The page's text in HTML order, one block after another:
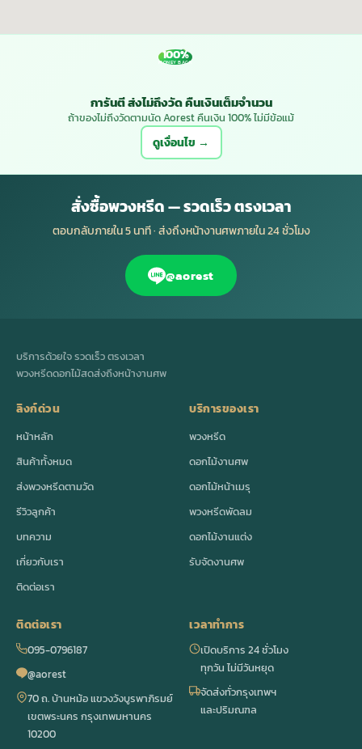
100%
MONEY BACK
การันตี ส่งไม่ถึงวัด คืนเงินเต็มจำนวน
ถ้าของไม่ถึงวัดตามนัด Aorest คืนเงิน 100% ไม่มีข้อแม้
ดูเงื่อนไข →
สั่งซื้อพวงหรีด — รวดเร็ว ตรงเวลา
ตอบกลับภายใน 5 นาที · ส่งถึงหน้างานศพภายใน 24 ชั่วโมง
@aorest
บริการด้วยใจ รวดเร็ว ตรงเวลา
พวงหรีดดอกไม้สดส่งถึงหน้างานศพ
ลิงก์ด่วน
หน้าหลัก
สินค้าทั้งหมด
ส่งพวงหรีดตามวัด
รีวิวลูกค้า
บทความ
เกี่ยวกับเรา
ติดต่อเรา
บริการของเรา
พวงหรีด
ดอกไม้งานศพ
ดอกไม้หน้าเมรุ
พวงหรีดพัดลม
ดอกไม้งานแต่ง
รับจัดงานศพ
ติดต่อเรา
095-0796187
@aorest
70 ถ. บ้านหม้อ แขวงวังบูรพาภิรมย์
เขตพระนคร กรุงเทพมหานคร
10200
เวลาทำการ
เปิดบริการ 24 ชั่วโมง
ทุกวัน ไม่มีวันหยุด
จัดส่งทั่วกรุงเทพฯ
และปริมณฑล